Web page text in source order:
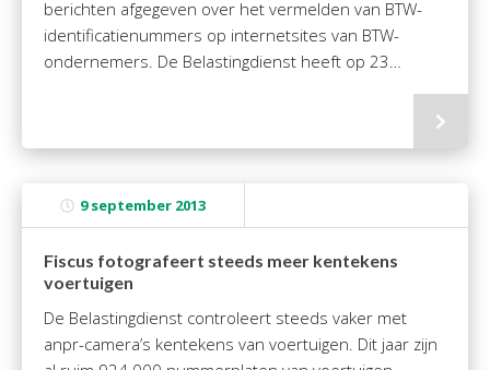
berichten afgegeven over het vermelden van BTW-
identificatienummers op internetsites van BTW-
ondernemers. De Belastingdienst heeft op 23…
9 september 2013
Fiscus fotografeert steeds meer kentekens
voertuigen
De Belastingdienst controleert steeds vaker met
anpr-camera’s kentekens van voertuigen. Dit jaar zijn